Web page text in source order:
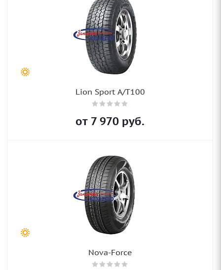
Lion Sport A/T100
от 7 970 руб.
Nova-Force